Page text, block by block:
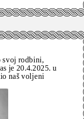
svoj rodbini,
je 20.4.2025. u
naš voljeni